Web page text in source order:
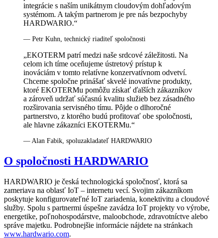
integrácie s naším unikátnym cloudovým dohľadovým
systémom. A takým partnerom je pre nás bezpochyby
HARDWARIO.“
— Petr Kuhn, technický riaditeľ spoločnosti
„EKOTERM patrí medzi naše srdcové záležitosti. Na
celom ich tíme oceňujeme ústretový prístup k
inováciám v tomto relatívne konzervatívnom odvetví.
Chceme spoločne prinášať skvelé inovatívne produkty,
ktoré EKOTERMu pomôžu získať ďalších zákazníkov
a zároveň udržať súčasnú kvalitu služieb bez zásadného
rozširovania servisného tímu. Pôjde o dlhoročné
partnerstvo, z ktorého budú profitovať obe spoločnosti,
ale hlavne zákazníci EKOTERMu.“
— Alan Fabik, spoluzakladateľ HARDWARIO
O spoločnosti HARDWARIO
HARDWARIO je česká technologická spoločnosť, ktorá sa
zameriava na oblasť IoT – internetu vecí. Svojim zákazníkom
poskytuje konfigurovateľné IoT zariadenia, konektivitu a cloudové
služby. Spolu s partnermi úspešne zavádza IoT projekty vo výrobe,
energetike, poľnohospodárstve, maloobchode, zdravotníctve alebo
správe majetku. Podrobnejšie informácie nájdete na stránkach
www.hardwario.com.